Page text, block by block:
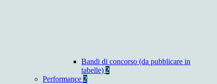
Bandi di concorso (da pubblicare in
tabelle) 2
Performance 2